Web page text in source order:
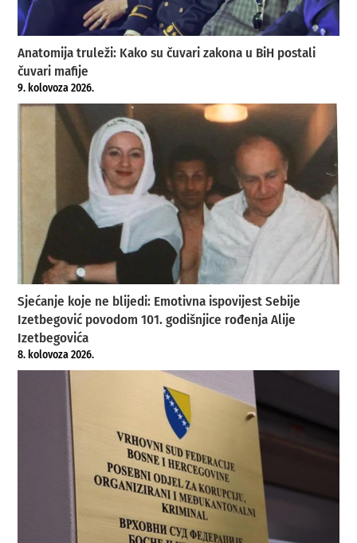
Anatomija truleži: Kako su čuvari zakona u BiH postali
čuvari mafije
9. kolovoza 2026.
Sjećanje koje ne blijedi: Emotivna ispovijest Sebije
Izetbegović povodom 101. godišnjice rođenja Alije
Izetbegovića
8. kolovoza 2026.